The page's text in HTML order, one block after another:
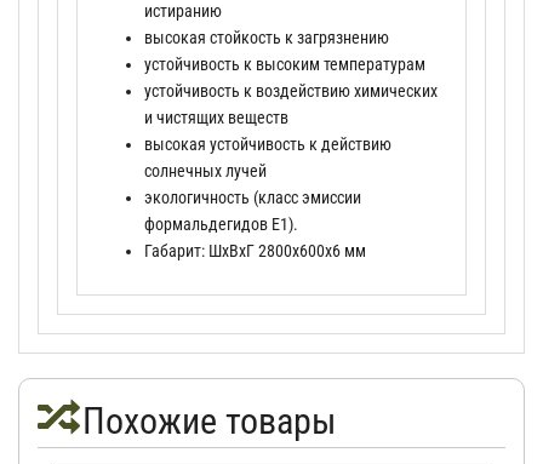
истиранию
высокая стойкость к загрязнению
устойчивость к высоким температурам
устойчивость к воздействию химических
и чистящих веществ
высокая устойчивость к действию
солнечных лучей
экологичность (класс эмиссии
формальдегидов Е1).
Габарит: ШхВхГ 2800х600х6 мм
Похожие товары